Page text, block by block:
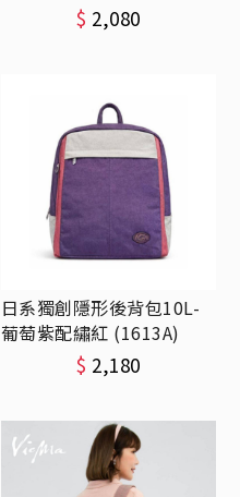
$ 2,080
日系獨創隱形後背包10L-
葡萄紫配繡紅 (1613A)
$ 2,180